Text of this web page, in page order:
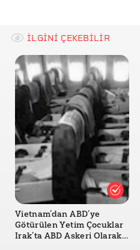
İLGİNİ ÇEKEBİLİR
Vietnam’dan ABD’ye
Götürülen Yetim Çocuklar
Irak’ta ABD Askeri Olarak